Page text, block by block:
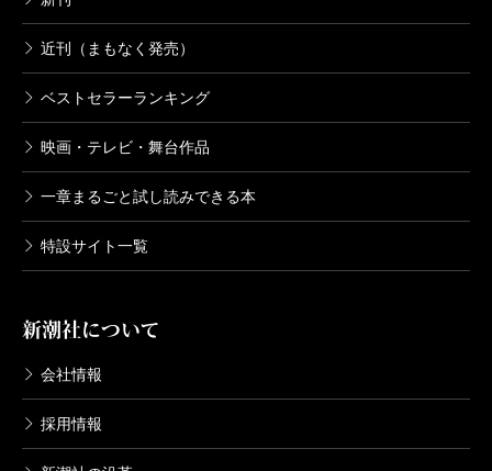
近刊（まもなく発売）
ベストセラーランキング
映画・テレビ・舞台作品
一章まるごと試し読みできる本
特設サイト一覧
新潮社について
会社情報
採用情報